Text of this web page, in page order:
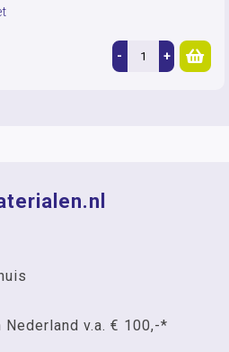
- +
v.a. € 100,-*